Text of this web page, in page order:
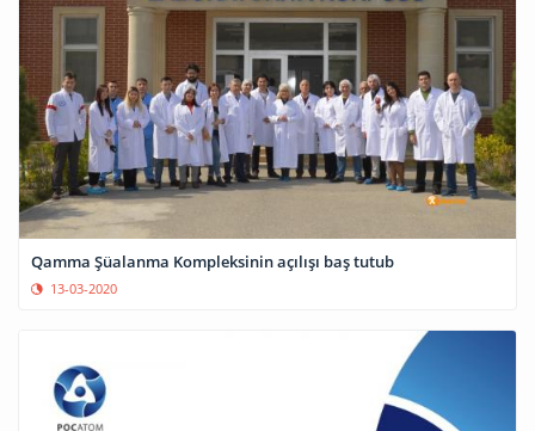
Qamma Şüalanma Kompleksinin açılışı baş tutub
13-03-2020